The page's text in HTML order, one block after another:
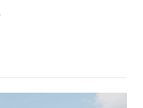
Kors se nechal